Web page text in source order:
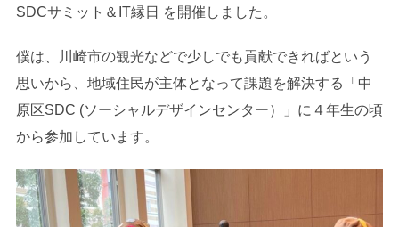
SDCサミット＆IT縁日 を開催しました。
僕は、川崎市の観光などで少しでも貢献できればという
思いから、地域住民が主体となって課題を解決する「中
原区SDC (ソーシャルデザインセンター）」に４年生の頃
から参加しています。